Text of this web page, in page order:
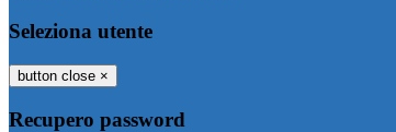
Seleziona utente
button close ×
Recupero password